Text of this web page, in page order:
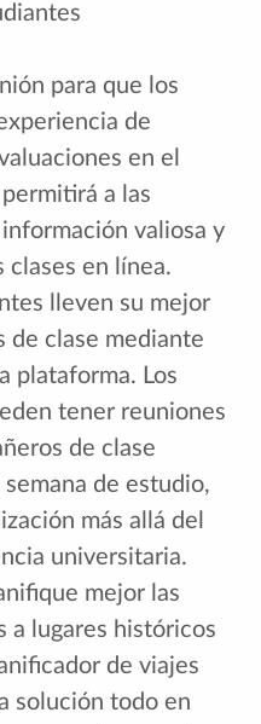
para que los
de
en el
a las
valiosa y
clases en línea.
lleven su mejor
de clase mediante
plataforma. Los
tener reuniones
de clase
de estudio,
más allá del
universitaria.
mejor las
a lugares históricos
de viajes
solución todo en